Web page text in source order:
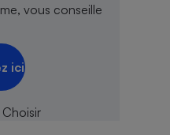
vous conseille
ici